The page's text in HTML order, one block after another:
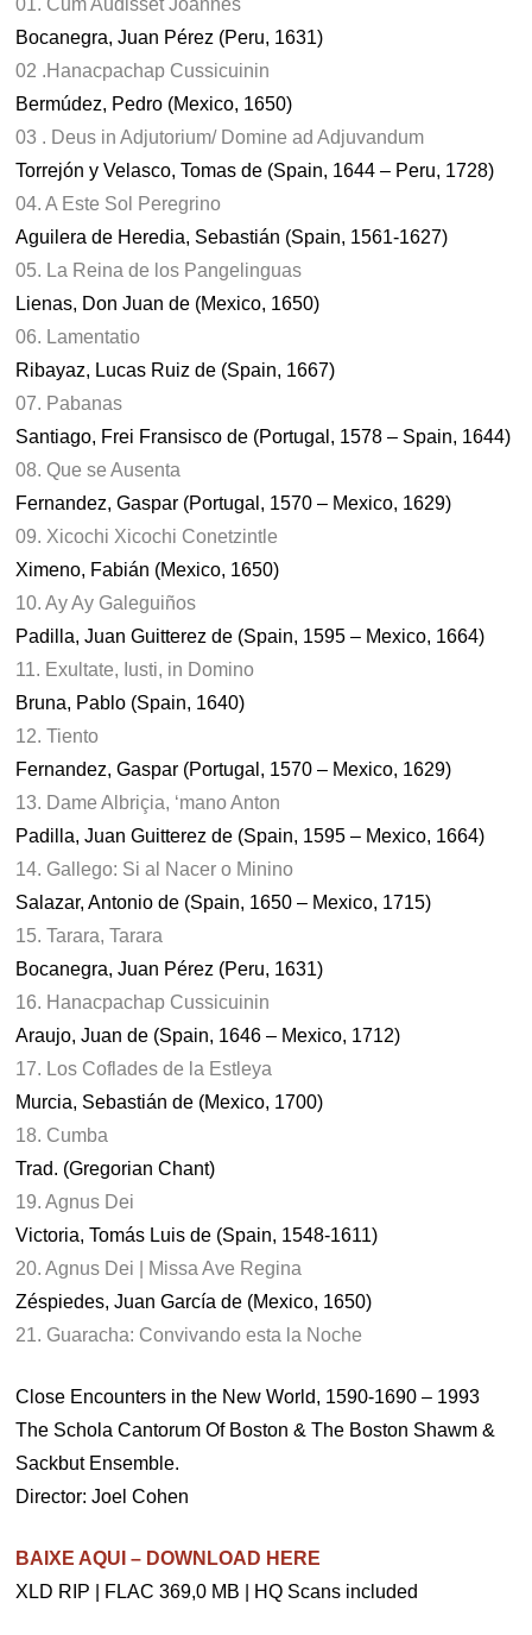
01. Cum Audisset Joannes
Bocanegra, Juan Pérez (Peru, 1631)
02 .Hanacpachap Cussicuinin
Bermúdez, Pedro (Mexico, 1650)
03 . Deus in Adjutorium/ Domine ad Adjuvandum
Torrejón y Velasco, Tomas de (Spain, 1644 – Peru, 1728)
04. A Este Sol Peregrino
Aguilera de Heredia, Sebastián (Spain, 1561-1627)
05. La Reina de los Pangelinguas
Lienas, Don Juan de (Mexico, 1650)
06. Lamentatio
Ribayaz, Lucas Ruiz de (Spain, 1667)
07. Pabanas
Santiago, Frei Fransisco de (Portugal, 1578 – Spain, 1644)
08. Que se Ausenta
Fernandez, Gaspar (Portugal, 1570 – Mexico, 1629)
09. Xicochi Xicochi Conetzintle
Ximeno, Fabián (Mexico, 1650)
10. Ay Ay Galeguiños
Padilla, Juan Guitterez de (Spain, 1595 – Mexico, 1664)
11. Exultate, Iusti, in Domino
Bruna, Pablo (Spain, 1640)
12. Tiento
Fernandez, Gaspar (Portugal, 1570 – Mexico, 1629)
13. Dame Albriçia, ‘mano Anton
Padilla, Juan Guitterez de (Spain, 1595 – Mexico, 1664)
14. Gallego: Si al Nacer o Minino
Salazar, Antonio de (Spain, 1650 – Mexico, 1715)
15. Tarara, Tarara
Bocanegra, Juan Pérez (Peru, 1631)
16. Hanacpachap Cussicuinin
Araujo, Juan de (Spain, 1646 – Mexico, 1712)
17. Los Coflades de la Estleya
Murcia, Sebastián de (Mexico, 1700)
18. Cumba
Trad. (Gregorian Chant)
19. Agnus Dei
Victoria, Tomás Luis de (Spain, 1548-1611)
20. Agnus Dei | Missa Ave Regina
Zéspiedes, Juan García de (Mexico, 1650)
21. Guaracha: Convivando esta la Noche
Close Encounters in the New World, 1590-1690 – 1993
The Schola Cantorum Of Boston & The Boston Shawm &
Sackbut Ensemble.
Director: Joel Cohen
BAIXE AQUI – DOWNLOAD HERE
XLD RIP | FLAC 369,0 MB | HQ Scans included